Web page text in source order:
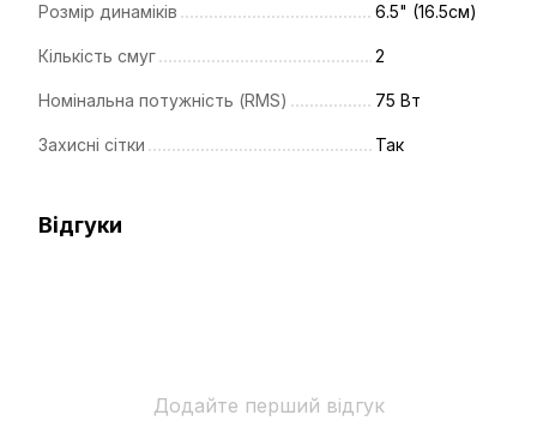
Розмір динаміків 6.5" (16.5см)
Кількість смуг 2
Номінальна потужність (RMS) 75 Вт
Захисні сітки Так
Відгуки
Додайте перший відгук